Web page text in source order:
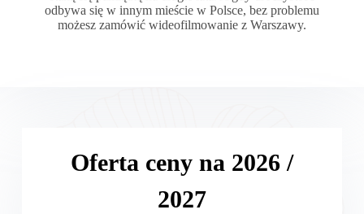
odbywa się w innym mieście w Polsce, bez problemu
możesz zamówić wideofilmowanie z Warszawy.
Oferta ceny na 2026 /
2027